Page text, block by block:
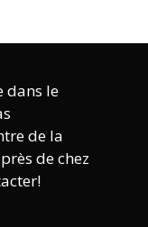
dans le
de la
de chez